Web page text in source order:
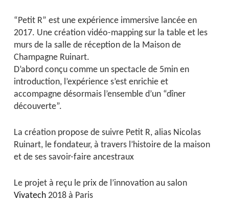
“Petit R” est une expérience immersive lancée en
2017. Une création vidéo-mapping sur la table et les
murs de la salle de réception de la Maison de
Champagne Ruinart.
D’abord conçu comme un spectacle de 5min en
introduction, l’expérience s’est enrichie et
accompagne désormais l’ensemble d’un “dîner
découverte”.
La création propose de suivre Petit R, alias Nicolas
Ruinart, le fondateur, à travers l’histoire de la maison
et de ses savoir-faire ancestraux
Le projet à reçu le prix de l’innovation au salon
Vivatech2018 à Paris